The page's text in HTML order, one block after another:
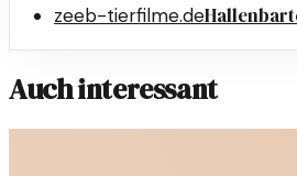
zeeb-tierfilme.de
Auch interessant